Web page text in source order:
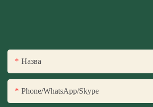
Назва
Phone/WhatsApp/Skype